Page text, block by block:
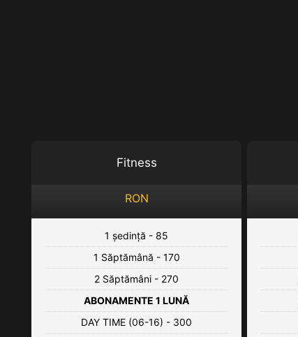
Fitness
RON
1 ședință - 85
1 Săptămână - 170
2 Săptămâni - 270
ABONAMENTE 1 LUNĂ
DAY TIME (06-16) - 300